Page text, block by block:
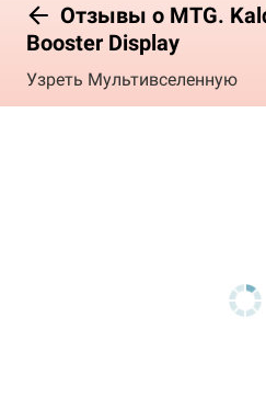
Отзывы о MTG.
Booster Display
Узреть Мультивселенную